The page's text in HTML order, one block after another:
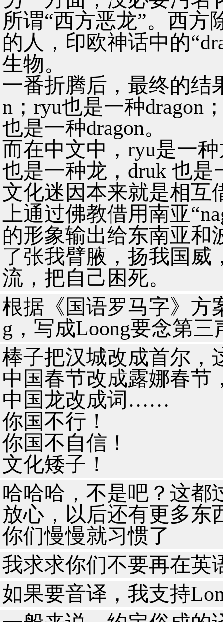
所谓“西方恶龙”。西方
的人，印欧神话中的
生物。
一番折腾后，最终的结
n；ryu也是一种dragon
也是一种dragon。
而在中文中，ryu是一种
也是一种龙，druk 也是
文化迷因本来就是相互
上通过佛教借用南亚
的形象输出给东南亚和
了张我臂腋，扬我国威
流，把自己困死。
根据《国语罗马字》方
g，写成Loong要念第三
棒子把汉城改成首尔，
中国春节改成露娜春节
中国龙改成词……
你国不行！
你国不自信！
文化矮子！
哈哈哈，不是吧？这都
放心，以后还有更多东
你们慢慢就习惯了
我求求你们不要再在英
如果要音译，我支持